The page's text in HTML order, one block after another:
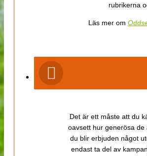
rubrikerna
Läs mer om
Det är ett måste att du
oavsett hur generösa
du blir erbjuden något
endast ta del av